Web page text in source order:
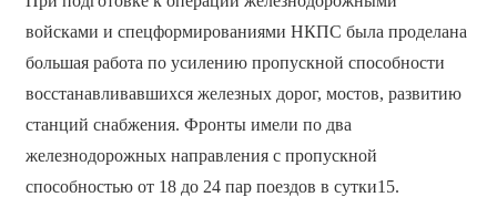
войсками и спецформированиями НКПС была проделана
большая работа по усилению пропускной способности
восстанавливавшихся железных дорог, мостов, развитию
станций снабжения. Фронты имели по два
железнодорожных направления с пропускной
способностью от 18 до 24 пар поездов в сутки15.